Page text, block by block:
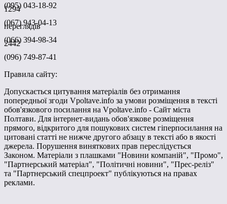
1294
переглядів
2442
(095) 043-18-92
(067) 943-04-13
(066) 394-98-34
(096) 749-87-41
Правила сайту:
Допускається цитування матеріалів без отримання
попередньої згоди Vpoltave.info за умови розміщення в тексті
обов'язкового посилання на Vpoltave.info - Сайт міста
Полтави. Для інтернет-видань обов'язкове розміщення
прямого, відкритого для пошукових систем гіперпосилання на
цитовані статті не нижче другого абзацу в тексті або в якості
джерела. Порушення виняткових прав переслідується
Законом. Матеріали з плашками "Новини компаній", "Промо",
"Партнерський матеріал", "Політичні новини", "Прес-реліз"
та "Партнерський спецпроект" публікуються на правах
реклами.